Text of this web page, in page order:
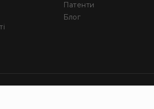
Патенти
Блог